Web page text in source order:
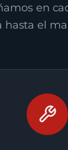
en
hasta el